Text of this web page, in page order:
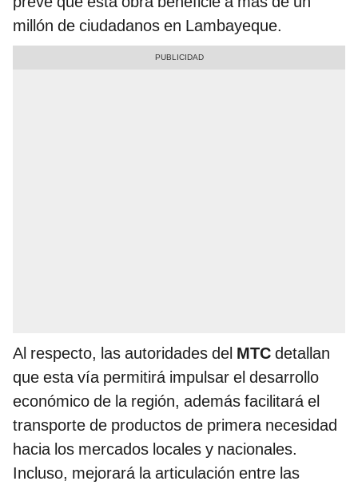
millón de ciudadanos en Lambayeque.
Al respecto, las autoridades del MTC detallan
que esta vía permitirá impulsar el desarrollo
económico de la región, además facilitará el
transporte de productos de primera necesidad
hacia los mercados locales y nacionales.
Incluso, mejorará la articulación entre las